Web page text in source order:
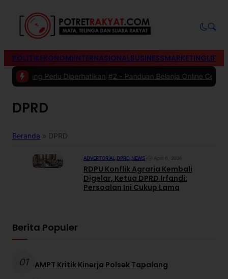
POLITIKEKONOMIINTERNASIONALBUSINESSMARKETING
yang Perlu Diperhatikan|#2 -Panduan Belanja Online Cerdas:
DPRD
Beranda » DPRD
ADVERTORIAL DPRD NEWS April 6, 2026
RDPU Konflik Agraria Kembali
Digelar, Ketua DPRD Irfandi:
Persoalan Ini Cukup Lama
Berita Populer
01 AMPT Kritik Kinerja Polsek Tapalang